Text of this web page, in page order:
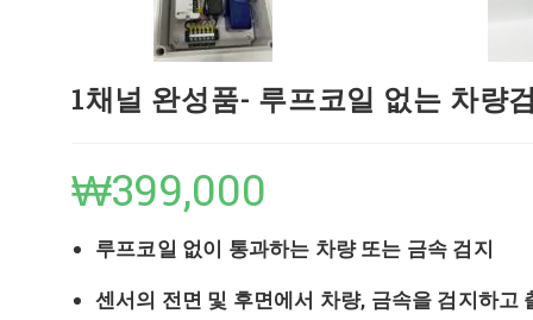
1채널 완성품- 루프코일 없는 차량
₩399,000
루프코일 없이 통과하는 차량 또는 금속 검지
센서의 전면 및 후면에서 차량, 금속을 검지하고